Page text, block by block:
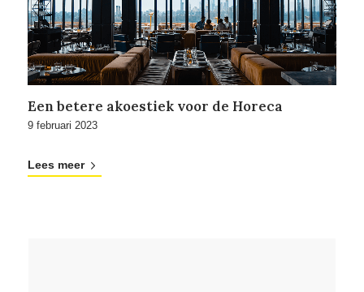
Een betere akoestiek voor de Horeca
9 februari 2023
Lees meer